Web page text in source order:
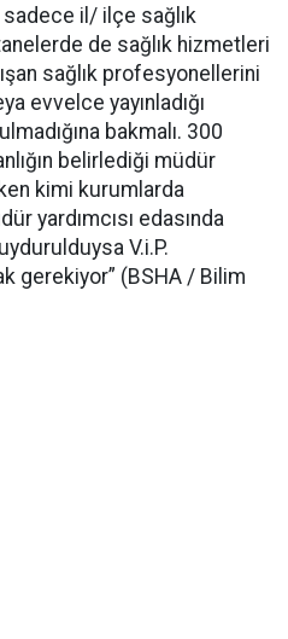
sadece il/ ilçe sağlık
de sağlık hizmetleri
sağlık profesyonellerini
evvelce yayınladığı
bakmalı. 300
belirlediği müdür
kimi kurumlarda
yardımcısı edasında
V.i.P.
gerekiyor” (BSHA / Bilim